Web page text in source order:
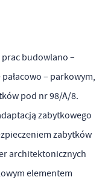
budowlano –
– parkowym,
pod nr 98/A/8.
zabytkowego
zabytków
architektonicznych
elementem